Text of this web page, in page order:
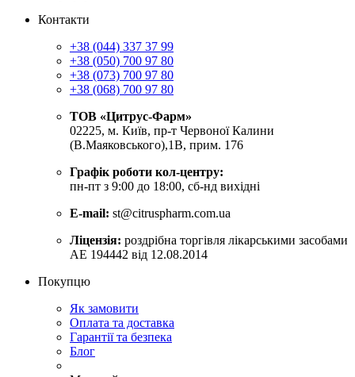
Контакти
+38 (044) 337 37 99
+38 (050) 700 97 80
+38 (073) 700 97 80
+38 (068) 700 97 80
ТОВ «Цитрус-Фарм»
02225, м. Київ, пр-т Червоної Калини
(В.Маяковського),1В, прим. 176
Графік роботи кол-центру:
пн-пт з 9:00 до 18:00, сб-нд вихідні
E-mail: st@citruspharm.com.ua
Ліцензія: роздрібна торгівля лікарськими засобами
АЕ 194442 від 12.08.2014
Покупцю
Як замовити
Оплата та доставка
Гарантії та безпека
Блог